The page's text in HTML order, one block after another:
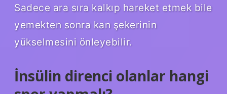
Sadece ara sıra kalkıp hareket etmek bile
yemekten sonra kan şekerinin
yükselmesini önleyebilir.
İnsülin direnci olanlar hangi